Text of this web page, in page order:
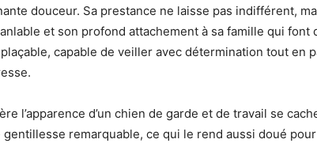
douceur. Sa prestance ne laisse pas indifférent,
et son profond attachement à sa famille qui font
capable de veiller avec détermination tout en
l’apparence d’un chien de garde et de travail se
gentillesse remarquable, ce qui le rend aussi doué